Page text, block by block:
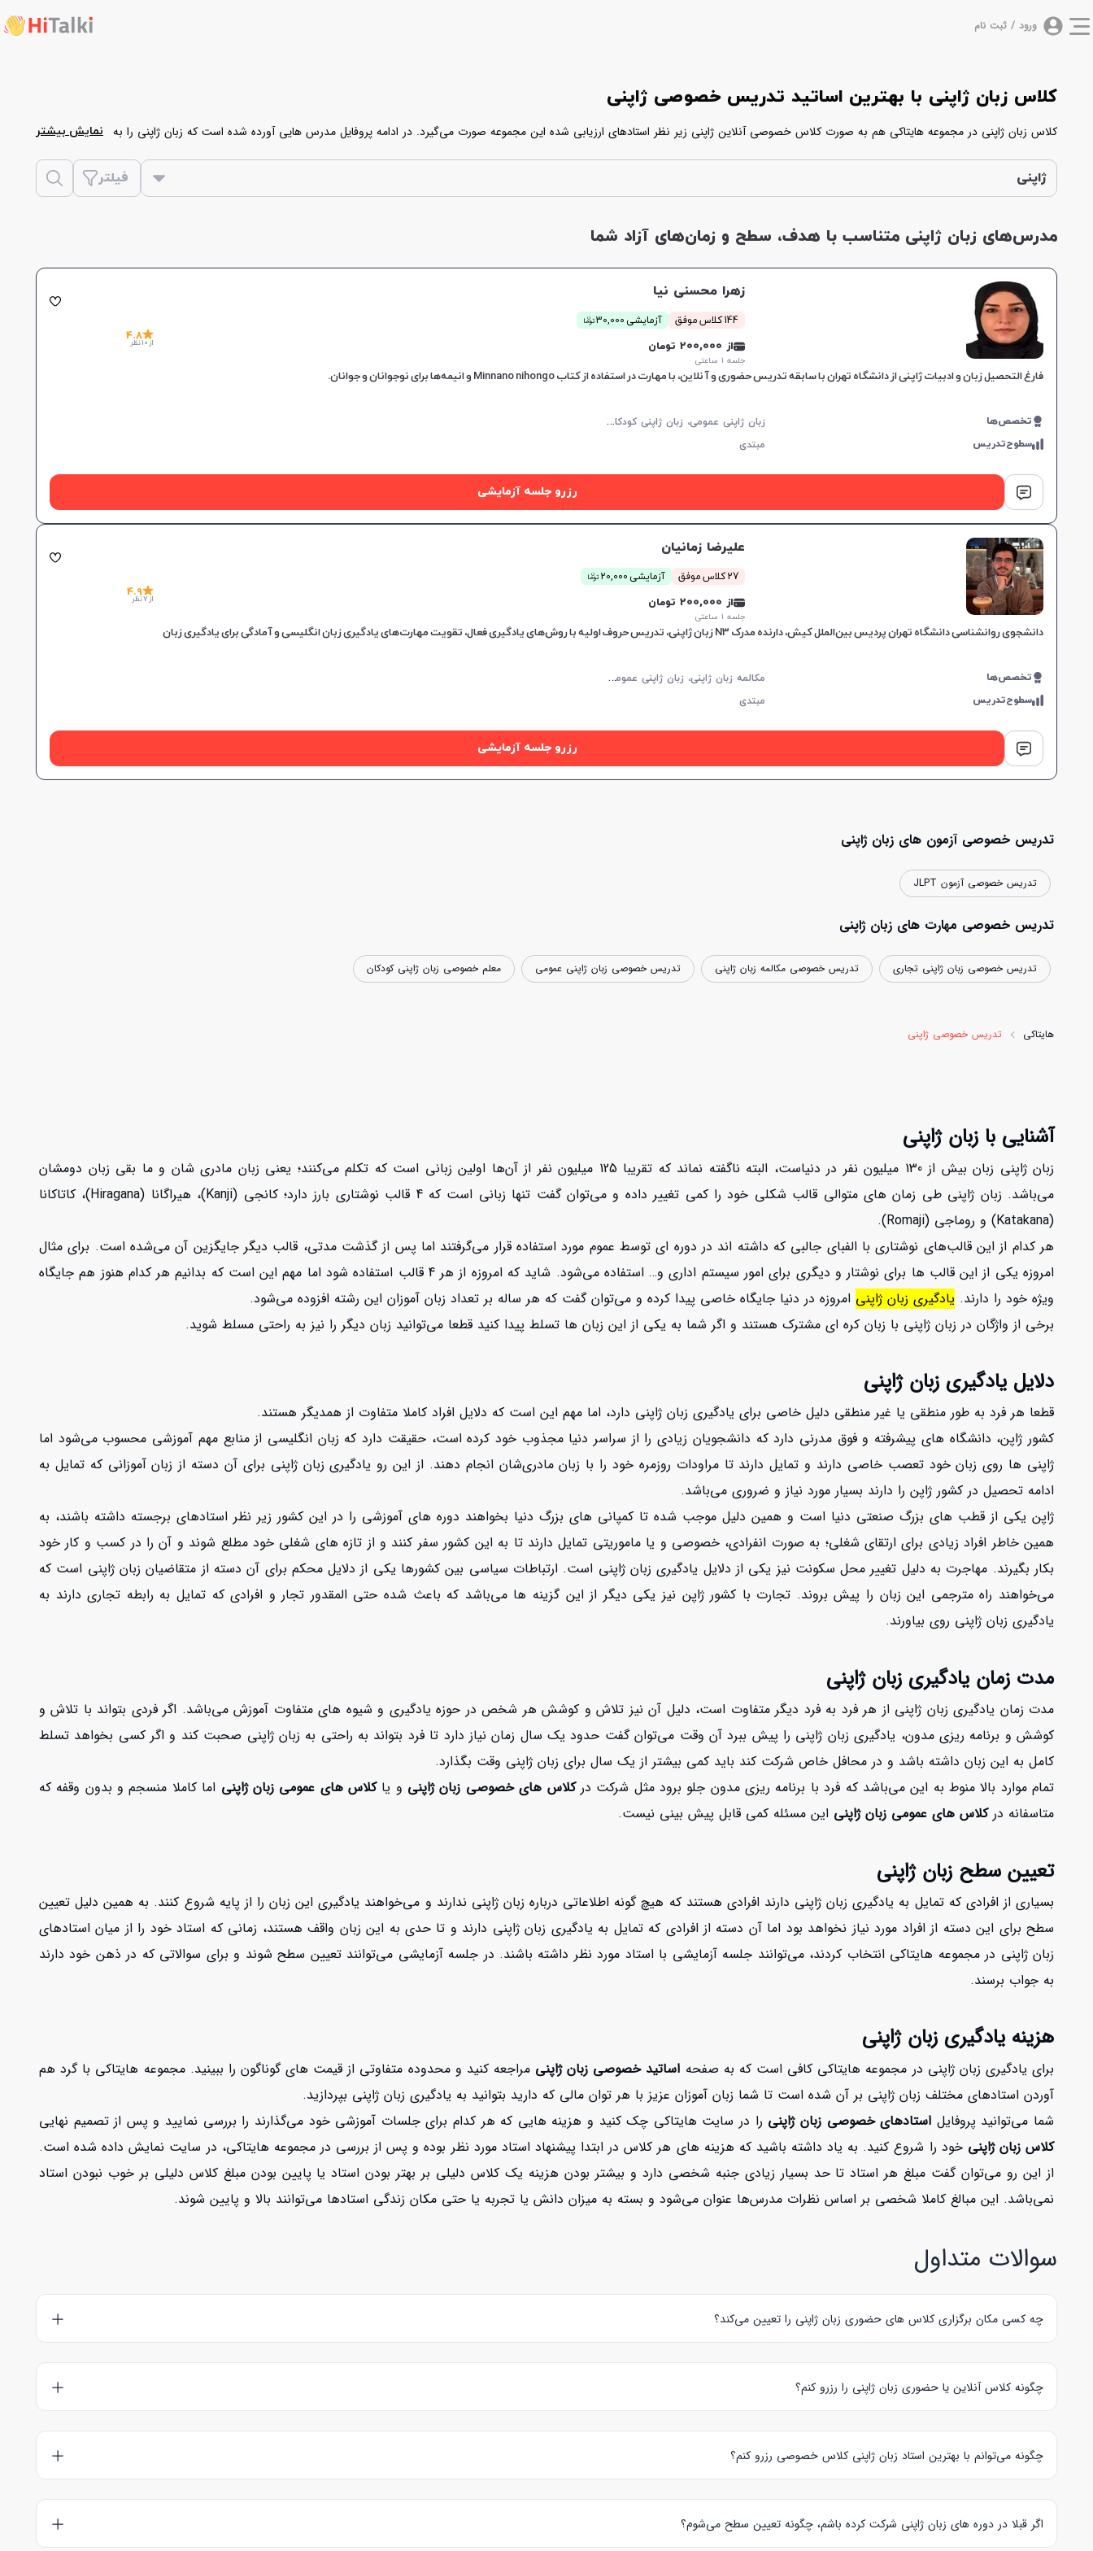
ورود / ثبت نام
کلاس زبان ژاپنی با بهترین اساتید تدریس خصوصی ژاپنی
کلاس زبان ژاپنی در مجموعه هایتاکی هم به صورت کلاس خصوصی آنلاین ژاپنی زیر نظر استادهای ارزیابی شده این مجموعه صورت می‌گیرد. در ادامه پروفایل مدرس هایی آورده شده است که زبان ژاپنی را به
نمایش بیشتر
ژاپنی فیلتر
مدرس‌های زبان ژاپنی متناسب با هدف، سطح و زمان‌های آزاد شما
زهرا محسنی نیا
144 کلاس موفق آزمایشی 30,000 توما
ن
از 200,000 تومان
جلسه ۱ ساعتی
4.8
از 10 نظر
فارغ التحصیل زبان و ادبیات ژاپنی از دانشگاه تهران با سابقه تدریس حضوری و آنلاین، با مهارت در استفاده از کتاب Minnano nihongo و انیمه‌ها برای نوجوانان و جوانان.
تخصص‌ها ز
بان ژاپنی عمومی، زبان ژاپنی کودکان، مکالمه زبان ژاپنی
سطوح‌تدریس مبتدی
رزرو جلسه آزمایشی
علیرضا زمانیان
27 کلاس موفق آزمایشی 20,000 توما
ن
از 200,000 تومان
جلسه ۱ ساعتی
4.9
از 7 نظر
دانشجوی روانشناسی دانشگاه تهران پردیس بین‌الملل کیش، دارنده مدرک N3 زبان ژاپنی، تدریس حروف اولیه با روش‌های یادگیری فعال، تقویت مهارت‌های یادگیری زبان انگلیسی و آمادگی برای یادگیری زبان
تخصص‌ها م
کالمه زبان ژاپنی، زبان ژاپنی عمومی، زبان ژاپنی کودکان، JLPT
سطوح‌تدریس مبتدی
رزرو جلسه آزمایشی
تدریس خصوصی آزمون های زبان ژاپنی
تدریس خصوصی آزمون JLPT
تدریس خصوصی مهارت های زبان ژاپنی
تدریس خصوصی زبان ژاپنی تجاری تدریس خصوصی مکالمه زبان ژاپنی تدریس خصوصی زبان ژاپنی عمومی معلم خصوصی زبان ژاپنی کودکان
هایتاکی تدریس خصوصی ژاپنی
آشنایی با زبان ژاپنی
زبان ژاپنی زبان بیش از 130 میلیون نفر در دنیاست، البته ناگفته نماند که تقریبا 125 میلیون نفر از آن‌ها اولین زبانی است که تکلم می‌کنند؛ یعنی زبان مادری شان و ما بقی زبان دومشان
می‌باشد. زبان ژاپنی طی زمان های متوالی قالب شکلی خود را کمی تغییر داده و می‌توان گفت تنها زبانی است که 4 قالب نوشتاری بارز دارد؛ کانجی (Kanji)، هیراگانا (Hiragana)، کاتاکانا
(Katakana) و روماجی (Romaji).
هر کدام از این قالب‌های نوشتاری با الفبای جالبی که داشته اند در دوره ای توسط عموم مورد استفاده قرار می‌گرفتند اما پس از گذشت مدتی، قالب دیگر جایگزین آن می‌شده است. برای مثال
امروزه یکی از این قالب ها برای نوشتار و دیگری برای امور سیستم اداری و… استفاده می‌شود. شاید که امروزه از هر 4 قالب استفاده شود اما مهم این است که بدانیم هر کدام هنوز هم جایگاه
ویژه خود را دارند. یادگیری زبان ژاپنی امروزه در دنیا جایگاه خاصی پیدا کرده و می‌توان گفت که هر ساله بر تعداد زبان آموزان این رشته افزوده می‌شود.
برخی از واژگان در زبان ژاپنی با زبان کره ای مشترک هستند و اگر شما به یکی از این زبان ها تسلط پیدا کنید قطعا می‌توانید زبان دیگر را نیز به راحتی مسلط شوید.
دلایل یادگیری زبان ژاپنی
قطعا هر فرد به طور منطقی یا غیر منطقی دلیل خاصی برای یادگیری زبان ژاپنی دارد، اما مهم این است که دلایل افراد کاملا متفاوت از همدیگر هستند.
کشور ژاپن، دانشگاه های پیشرفته و فوق مدرنی دارد که دانشجویان زیادی را از سراسر دنیا مجذوب خود کرده است، حقیقت دارد که زبان انگلیسی از منابع مهم آموزشی محسوب می‌شود اما
ژاپنی ها روی زبان خود تعصب خاصی دارند و تمایل دارند تا مراودات روزمره خود را با زبان مادری‌شان انجام دهند. از این رو یادگیری زبان ژاپنی برای آن دسته از زبان آموزانی که تمایل به
ادامه تحصیل در کشور ژاپن را دارند بسیار مورد نیاز و ضروری می‌باشد.
ژاپن یکی از قطب های بزرگ صنعتی دنیا است و همین دلیل موجب شده تا کمپانی های بزرگ دنیا بخواهند دوره های آموزشی را در این کشور زیر نظر استادهای برجسته داشته باشند، به
همین خاطر افراد زیادی برای ارتقای شغلی؛ به صورت انفرادی، خصوصی و یا ماموریتی تمایل دارند تا به این کشور سفر کنند و از تازه های شغلی خود مطلع شوند و آن را در کسب و کار خود
بکار بگیرند. مهاجرت به دلیل تغییر محل سکونت نیز یکی از دلایل یادگیری زبان ژاپنی است. ارتباطات سیاسی بین کشورها یکی از دلایل محکم برای آن دسته از متقاضیان زبان ژاپنی است که
می‌خواهند راه مترجمی این زبان را پیش بروند. تجارت با کشور ژاپن نیز یکی دیگر از این گزینه ها می‌باشد که باعث شده حتی المقدور تجار و افرادی که تمایل به رابطه تجاری دارند به
یادگیری زبان ژاپنی روی بیاورند.
مدت زمان یادگیری زبان ژاپنی
مدت زمان یادگیری زبان ژاپنی از هر فرد به فرد دیگر متفاوت است، دلیل آن نیز تلاش و کوشش هر شخص در حوزه یادگیری و شیوه های متفاوت آموزش می‌باشد. اگر فردی بتواند با تلاش و
کوشش و برنامه ریزی مدون، یادگیری زبان ژاپنی را پیش ببرد آن وقت می‌توان گفت حدود یک سال زمان نیاز دارد تا فرد بتواند به راحتی به زبان ژاپنی صحبت کند و اگر کسی بخواهد تسلط
کامل به این زبان داشته باشد و در محافل خاص شرکت کند باید کمی بیشتر از یک سال برای زبان ژاپنی وقت بگذارد.
تمام موارد بالا منوط به این می‌باشد که فرد با برنامه ریزی مدون جلو برود مثل شرکت درکلاس های خصوصی زبان ژاپنی و یاکلاس های عمومی زبان ژاپنی اما کاملا منسجم و بدون وقفه که
متاسفانه در کلاس های عمومی زبان ژاپنی این مسئله کمی قابل پیش بینی نیست.
تعیین سطح زبان ژاپنی
بسیاری از افرادی که تمایل به یادگیری زبان ژاپنی دارند افرادی هستند که هیچ گونه اطلاعاتی درباره زبان ژاپنی ندارند و می‌خواهند یادگیری این زبان را از پایه شروع کنند. به همین دلیل تعیین
سطح برای این دسته از افراد مورد نیاز نخواهد بود اما آن دسته از افرادی که تمایل به یادگیری زبان ژاپنی دارند و تا حدی به این زبان واقف هستند، زمانی که استاد خود را از میان استادهای
زبان ژاپنی در مجموعه هایتاکی انتخاب کردند، می‌توانند جلسه آزمایشی با استاد مورد نظر داشته باشند. در جلسه آزمایشی می‌توانند تعیین سطح شوند و برای سوالاتی که در ذهن خود دارند
به جواب برسند.
هزینه یادگیری زبان ژاپنی
برای یادگیری زبان ژاپنی در مجموعه هایتاکی کافی است که به صفحه اساتید خصوصی زبان ژاپنی مراجعه کنید و محدوده متفاوتی از قیمت های گوناگون را ببینید. مجموعه هایتاکی با گرد هم
آوردن استادهای مختلف زبان ژاپنی بر آن شده است تا شما زبان آموزان عزیز با هر توان مالی که دارید بتوانید به یادگیری زبان ژاپنی بپردازید.
شما می‌توانید پروفایل استادهای خصوصی زبان ژاپنی را در سایت هایتاکی چک کنید و هزینه هایی که هر کدام برای جلسات آموزشی خود می‌گذارند را بررسی نمایید و پس از تصمیم نهایی
کلاس زبان ژاپنی خود را شروع کنید. به یاد داشته باشید که هزینه های هر کلاس در ابتدا پیشنهاد استاد مورد نظر بوده و پس از بررسی در مجموعه هایتاکی، در سایت نمایش داده شده است.
از این رو می‌توان گفت مبلغ هر استاد تا حد بسیار زیادی جنبه شخصی دارد و بیشتر بودن هزینه یک کلاس دلیلی بر بهتر بودن استاد یا پایین بودن مبلغ کلاس دلیلی بر خوب نبودن استاد
نمی‌باشد. این مبالغ کاملا شخصی بر اساس نظرات مدرس‌ها عنوان می‌شود و بسته به میزان دانش یا تجربه یا حتی مکان زندگی استادها می‌توانند بالا و پایین شوند.
سوالات متداول
چه کسی مکان برگزاری کلاس های حضوری زبان ژاپنی را تعیین می‌کند؟
زبان آموز ومدرس زبان ژاپنی،هر دو با توافق یکدیگر مکان برگزاری کلاس حضوری را مشخص می‌کنند.
چگونه کلاس آنلاین یا حضوری زبان ژاپنی را رزرو کنم؟
برایرزرو کلاس خصوصی آنلاین و یا حضوری زبان ژاپنی،ابتدا باید مدرس مورد نظر خود را انتخاب نمایید و سپس از روی پروفایل شخصی ایشان دکمه رزرو کلاس را بزنید. شما می‌توانید آموزش کامل مراحل رزرو
کلاس را در صفحهراهنمای زبان آموزمشاهده نمایید.
چگونه می‌توانم با بهترین استاد زبان ژاپنی کلاس خصوصی رزرو کنم؟
بررسی این موارد می‌تواند به شما کمک کند تابهترین استاد خصوصی زبان ژاپنیرا پیدا کنید: 1- نظرات زبان آموزان قبلی 2- رزومه و متن درباره استاد 3- ویدئو معرفی مدرس 4- رزرو کلاس آزمایشی و…
اگر قبلا در دوره های زبان ژاپنی شرکت کرده باشم، چگونه تعیین سطح می‌شوم؟